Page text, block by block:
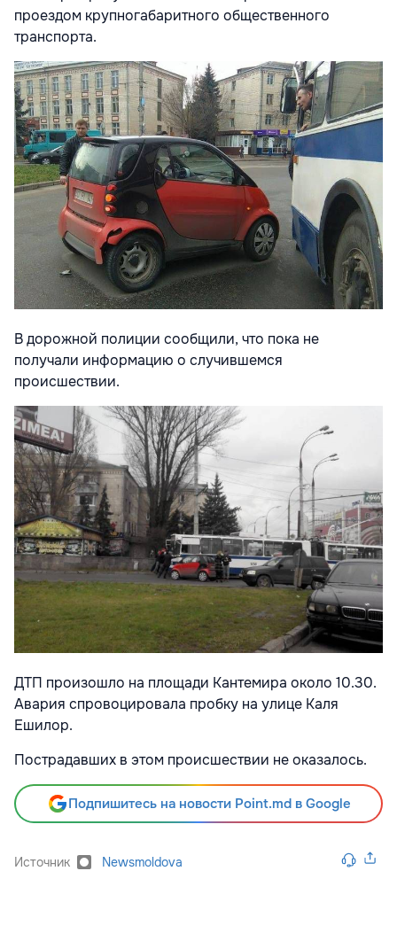
проездом крупногабаритного общественного
транспорта.
В дорожной полиции сообщили, что пока не
получали информацию о случившемся
происшествии.
ДТП произошло на площади Кантемира около 10.30.
Авария спровоцировала пробку на улице Каля
Ешилор.
Пострадавших в этом происшествии не оказалось.
Подпишитесь на новости Point.md в Google
Источник Newsmoldova